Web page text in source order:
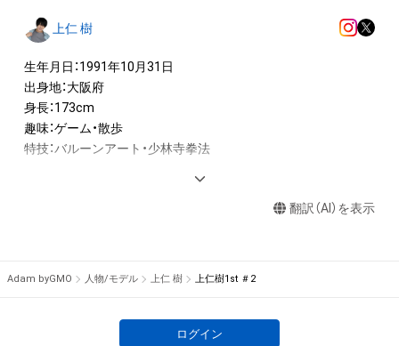
けている者によって保護されています。そのため、本アイテム
を保有していたとしても、本アイテムに関する創作物にかかる
知的財産権を有することを意味しません。
・本アイテムの著作権を有する方、著作隣接権の権利者またはそ
の管理委託を受けている者からの事前の同意なしに、上記の「本
アイテムの保有者が有する権利」の範囲を超えた行為、知的財産
権を侵害するおそれのある行為(改変、公開、配布、逆コンパイ
せん。)を行うことはできません。
・本アイテムに関する創作物の利用については、公序良俗や法令
上仁 樹
生年月日：1991年10月31日
出身地：大阪府
身長：173cm
趣味：ゲーム・散歩
特技：バルーンアート・少林寺拳法
日本初！NFTを活用した男性コンテスト『国民的推しMENコンテ
翻訳（AI）を表示
Adam byGMO 人物/モデル 上仁 樹 上仁樹1st ＃2
ログイン